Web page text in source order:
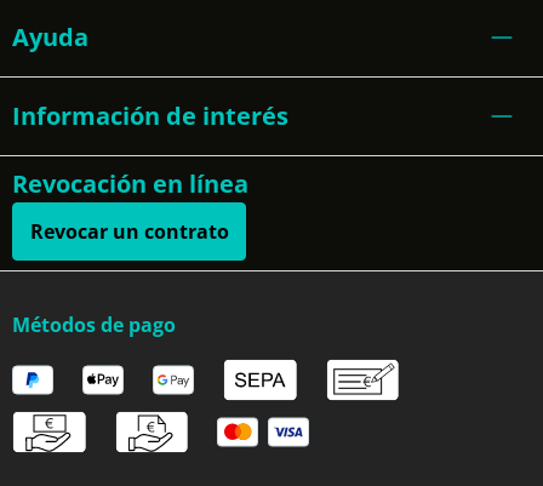
Ayuda
Información de interés
Revocación en línea
Revocar un contrato
Métodos de pago